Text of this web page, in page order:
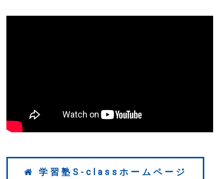
学習塾S-classホームページ